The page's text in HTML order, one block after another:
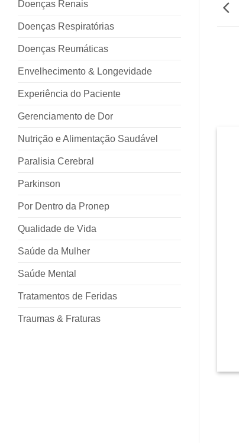
Doenças Renais
Doenças Respiratórias
Doenças Reumáticas
Envelhecimento & Longevidade
Experiência do Paciente
Gerenciamento de Dor
Nutrição e Alimentação Saudável
Paralisia Cerebral
Parkinson
Por Dentro da Pronep
Qualidade de Vida
Saúde da Mulher
Saúde Mental
Tratamentos de Feridas
Traumas & Fraturas